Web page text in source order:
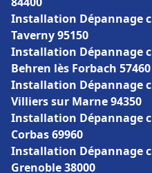
Installation Dépannage
Taverny 95150
Installation Dépannage
Behren lès Forbach 57460
Installation Dépannage
Villiers sur Marne 94350
Installation Dépannage
Corbas 69960
Installation Dépannage
Grenoble 38000